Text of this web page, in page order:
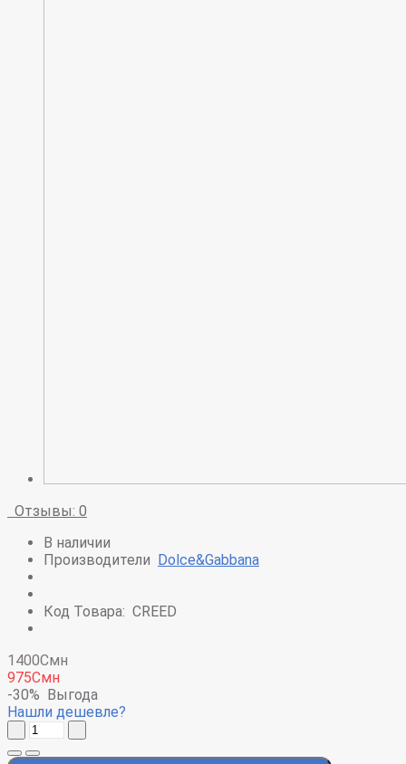
Отзывы: 0
В наличии
Производители Dolce&Gabbana
Код Товара: CREED
1400Смн
975Смн
-30% Выгода
Нашли дешевле?